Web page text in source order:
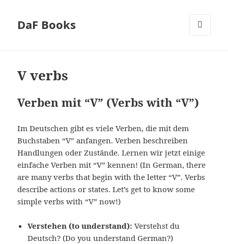
DaF Books
V verbs
Verben mit “V” (Verbs with “V”)
Im Deutschen gibt es viele Verben, die mit dem
Buchstaben “V” anfangen. Verben beschreiben
Handlungen oder Zustände. Lernen wir jetzt einige
einfache Verben mit “V” kennen! (In German, there
are many verbs that begin with the letter “V”. Verbs
describe actions or states. Let’s get to know some
simple verbs with “V” now!)
Verstehen (to understand): Verstehst du
Deutsch? (Do you understand German?)